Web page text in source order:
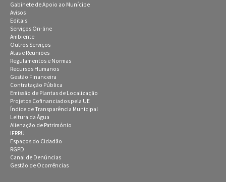
Gabinete de Apoio ao Munícipe
Avisos
Editais
Serviços On-line
Ambiente
Outros Serviços
Atas e Reuniões
Regulamentos e Normas
Recursos Humanos
Gestão Financeira
Contratação Pública
Emissão de Plantas de Localização
Projetos Cofinanciados pela UE
Índice de Transparência Municipal
Leitura da Água
Alienação de Património
IFRRU
Espaços do Cidadão
RGPD
Canal de Denúncias
Gestão de Ocorrências